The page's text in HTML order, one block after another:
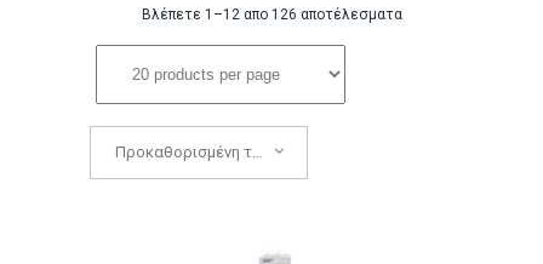
Βλέπετε 1–12 απο 126 αποτέλεσματα
Προκαθορισμένη ταξινόμηση